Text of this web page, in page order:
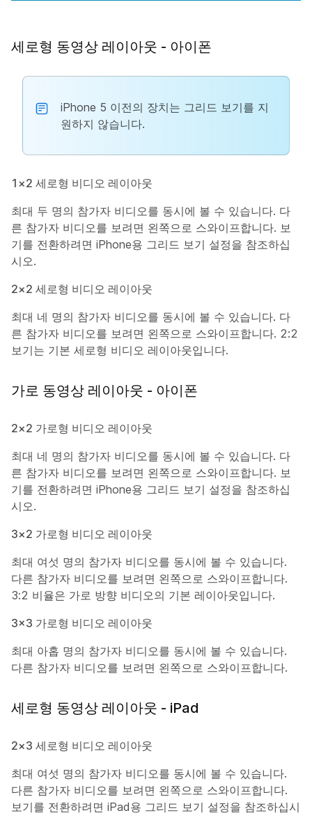
세로형 동영상 레이아웃 - 아이폰
iPhone 5 이전의 장치는 그리드 보기를 지
원하지 않습니다.
1×2 세로형 비디오 레이아웃
최대 두 명의 참가자 비디오를 동시에 볼 수 있습니다. 다
른 참가자 비디오를 보려면 왼쪽으로 스와이프합니다. 보
기를 전환하려면 iPhone용 그리드 보기 설정을 참조하십
시오.
2×2 세로형 비디오 레이아웃
최대 네 명의 참가자 비디오를 동시에 볼 수 있습니다. 다
른 참가자 비디오를 보려면 왼쪽으로 스와이프합니다. 2:2
보기는 기본 세로형 비디오 레이아웃입니다.
가로 동영상 레이아웃 - 아이폰
2×2 가로형 비디오 레이아웃
최대 네 명의 참가자 비디오를 동시에 볼 수 있습니다. 다
른 참가자 비디오를 보려면 왼쪽으로 스와이프합니다. 보
기를 전환하려면 iPhone용 그리드 보기 설정을 참조하십
시오.
3×2 가로형 비디오 레이아웃
최대 여섯 명의 참가자 비디오를 동시에 볼 수 있습니다.
다른 참가자 비디오를 보려면 왼쪽으로 스와이프합니다.
3:2 비율은 가로 방향 비디오의 기본 레이아웃입니다.
3x3 가로형 비디오 레이아웃
최대 아홉 명의 참가자 비디오를 동시에 볼 수 있습니다.
다른 참가자 비디오를 보려면 왼쪽으로 스와이프합니다.
세로형 동영상 레이아웃 - iPad
2×3 세로형 비디오 레이아웃
최대 여섯 명의 참가자 비디오를 동시에 볼 수 있습니다.
다른 참가자 비디오를 보려면 왼쪽으로 스와이프합니다.
보기를 전환하려면 iPad용 그리드 보기 설정을 참조하십시